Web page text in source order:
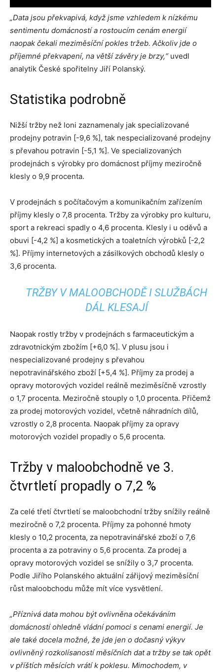
„Data jsou překvapivá, když jsme vzhledem k nízkému
sentimentu domácností a rostoucím cenám energií
naopak čekali meziměsíční pokles tržeb. Ačkoliv jde o
příjemné překvapení, na větší závěry je brzy,“uvedl
analytik České spořitelny Jiří Polanský.
Statistika podrobně
Nižší tržby než loni zaznamenaly jak specializované
prodejny potravin [-9,6 %], tak nespecializované prodejny
s převahou potravin [-5,1 %]. Ve specializovaných
prodejnách s výrobky pro domácnost příjmy meziročně
klesly o 9,9 procenta.
V prodejnách s počítačovým a komunikačním zařízením
příjmy klesly o 7,8 procenta. Tržby za výrobky pro kulturu,
sport a rekreaci spadly o 4,6 procenta. Klesly i u oděvů a
obuvi [-4,2 %] a kosmetických a toaletních výrobků [-2,2
%]. Příjmy internetových a zásilkových obchodů klesly o
3,6 procenta.
TRŽBY V MALOOBCHODĚ I SLUŽBÁCH
DÁL KLESAJÍ
Naopak rostly tržby v prodejnách s farmaceutickým a
zdravotnickým zbožím [+6,0 %]. V plusu jsou i
nespecializované prodejny s převahou
nepotravinářského zboží [+5,4 %]. Příjmy za prodej a
opravy motorových vozidel reálně meziměsíčně vzrostly
o 1,7 procenta. Meziročně stouply o 1,0 procenta. Přičemž
za prodej motorových vozidel, včetně náhradních dílů,
vzrostly o 2,8 procenta. Naopak příjmy za opravy
motorových vozidel propadly o 5,6 procenta.
Tržby v maloobchodně ve 3.
čtvrtletí propadly o 7,2 %
Za celé třetí čtvrtletí se maloobchodní tržby snížily reálně
meziročně o 7,2 procenta. Příjmy za pohonné hmoty
klesly o 10,2 procenta, za nepotravinářské zboží o 7,6
procenta a za potraviny o 5,6 procenta. Za prodej a
opravy motorových vozidel se snížily o 3,7 procenta.
Podle Jiřího Polanského aktuální zářijový meziměsíční
růst maloobchodu může mít více vysvětlení.
„Příznivá data mohou být ovlivněna očekáváním
domácností ohledně vládní pomoci s cenami energií. Je
ale také docela možné, že jde jen o dočasný výkyv
ovlivněný rozkolísaností měsíčních dat a tržby se tak opět
v příštích měsících vrátí k poklesu. Mimochodem, v